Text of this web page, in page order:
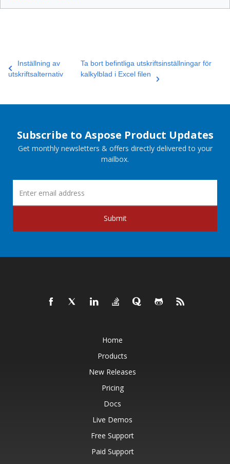
Inställning av
utskriftsalternativ
Ta bort befintliga utskriftsinställningar för
kalkylblad i Excel filen
Subscribe to Aspose Product Updates
Get monthly newsletters & offers directly delivered to your
mailbox.
Submit
Home
Products
New Releases
Pricing
Docs
Live Demos
Free Support
Paid Support